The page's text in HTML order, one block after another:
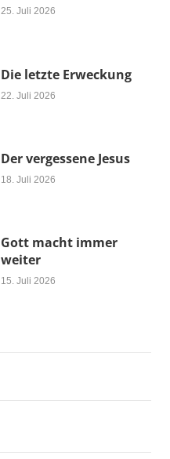
25. Juli 2026
Die letzte Erweckung
22. Juli 2026
Der vergessene Jesus
18. Juli 2026
Gott macht immer
weiter
15. Juli 2026